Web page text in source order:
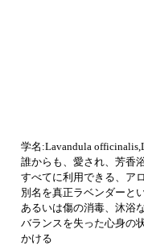
学名:Lavandula
誰からも、愛され、芳香
すべてに利用できる、ア
別名を真正ラベンダーと
あるいは傷の消毒、沐浴
バランスを失った心身の
かける